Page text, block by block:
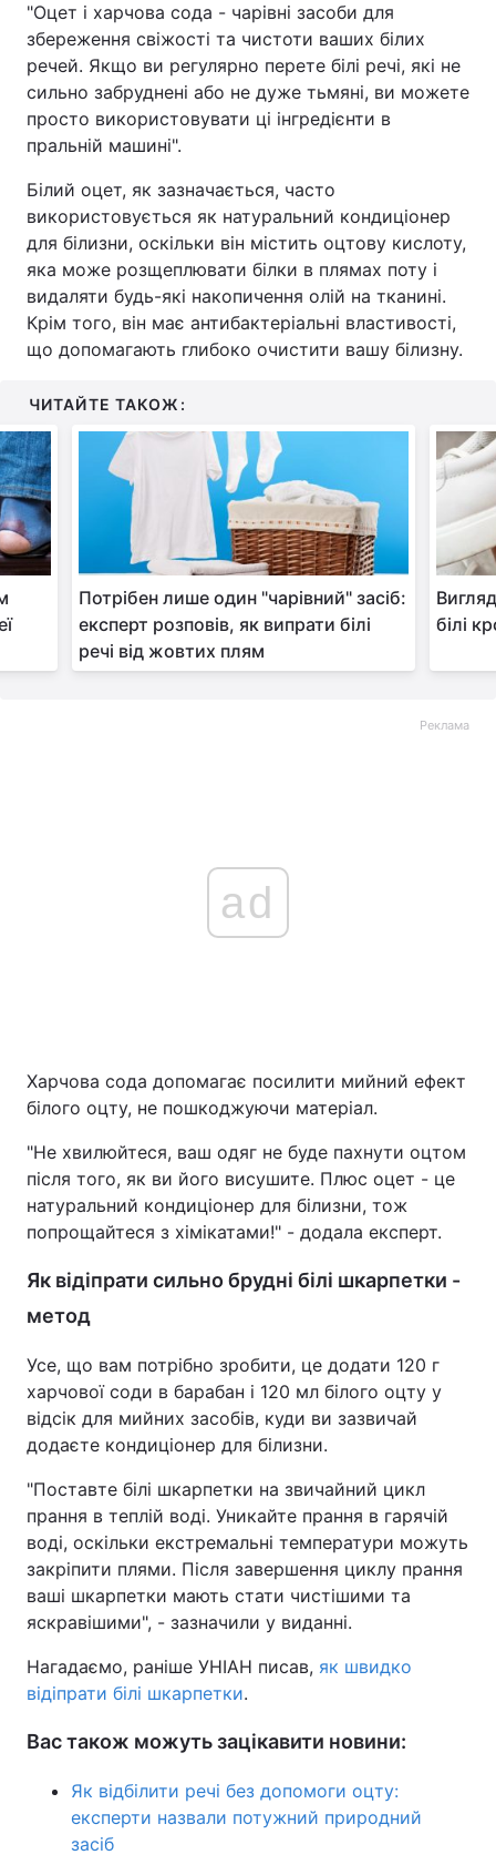
"Оцет і харчова сода - чарівні засоби для
збереження свіжості та чистоти ваших білих
речей. Якщо ви регулярно перете білі речі, які не
сильно забруднені або не дуже тьмяні, ви можете
просто використовувати ці інгредієнти в
пральній машині".
Білий оцет, як зазначається, часто
використовується як натуральний кондиціонер
для білизни, оскільки він містить оцтову кислоту,
яка може розщеплювати білки в плямах поту і
видаляти будь-які накопичення олій на тканині.
Крім того, він має антибактеріальні властивості,
що допомагають глибоко очистити вашу білизну.
ЧИТАЙТЕ ТАКОЖ:
Потрібен лише один "чарівний" засіб:
експерт розповів, як випрати білі
речі від жовтих плям
білі
Реклама
ad
Харчова сода допомагає посилити мийний ефект
білого оцту, не пошкоджуючи матеріал.
"Не хвилюйтеся, ваш одяг не буде пахнути оцтом
після того, як ви його висушите. Плюс оцет - це
натуральний кондиціонер для білизни, тож
попрощайтеся з хімікатами!" - додала експерт.
Як відіпрати сильно брудні білі шкарпетки -
метод
Усе, що вам потрібно зробити, це додати 120 г
харчової соди в барабан і 120 мл білого оцту у
відсік для мийних засобів, куди ви зазвичай
додаєте кондиціонер для білизни.
"Поставте білі шкарпетки на звичайний цикл
прання в теплій воді. Уникайте прання в гарячій
воді, оскільки екстремальні температури можуть
закріпити плями. Після завершення циклу прання
ваші шкарпетки мають стати чистішими та
яскравішими", - зазначили у виданні.
Нагадаємо, раніше УНІАН писав, як швидко
відіпрати білі шкарпетки.
Вас також можуть зацікавити новини:
Як відбілити речі без допомоги оцту:
експерти назвали потужний природний
засіб